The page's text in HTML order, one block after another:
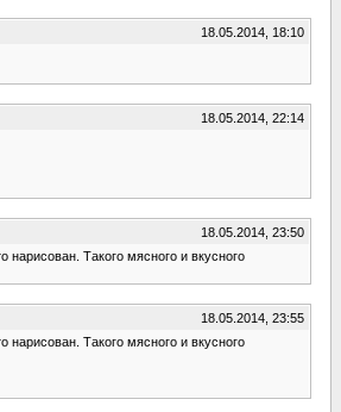
18.05.2014, 18:10
18.05.2014, 22:14
18.05.2014, 23:50
нарисован. Такого мясного и вкусного
18.05.2014, 23:55
нарисован. Такого мясного и вкусного